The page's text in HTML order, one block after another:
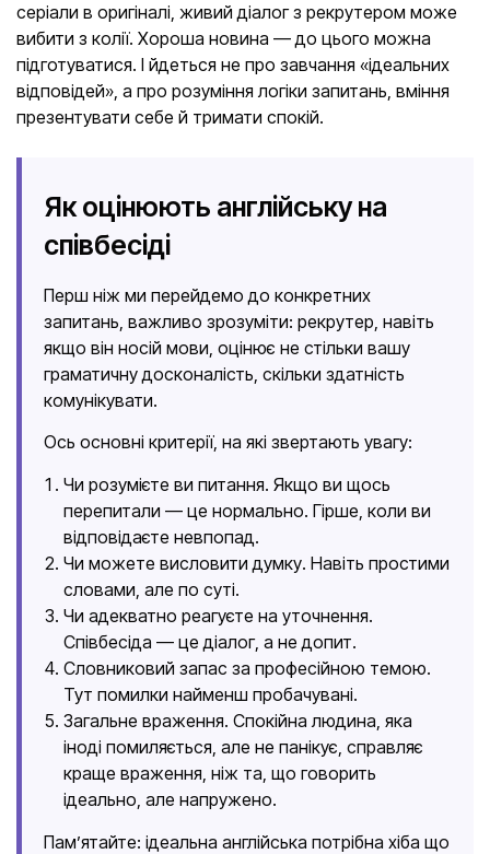
серіали в оригіналі, живий діалог з рекрутером може
вибити з колії. Хороша новина — до цього можна
підготуватися. І йдеться не про завчання «ідеальних
відповідей», а про розуміння логіки запитань, вміння
презентувати себе й тримати спокій.
Як оцінюють англійську на
співбесіді
Перш ніж ми перейдемо до конкретних
запитань, важливо зрозуміти: рекрутер, навіть
якщо він носій мови, оцінює не стільки вашу
граматичну досконалість, скільки здатність
комунікувати.
Ось основні критерії, на які звертають увагу:
Чи розумієте ви питання. Якщо ви щось
перепитали — це нормально. Гірше, коли ви
відповідаєте невпопад.
Чи можете висловити думку. Навіть простими
словами, але по суті.
Чи адекватно реагуєте на уточнення.
Співбесіда — це діалог, а не допит.
Словниковий запас за професійною темою.
Тут помилки найменш пробачувані.
Загальне враження. Спокійна людина, яка
іноді помиляється, але не панікує, справляє
краще враження, ніж та, що говорить
ідеально, але напружено.
Пам’ятайте: ідеальна англійська потрібна хіба що